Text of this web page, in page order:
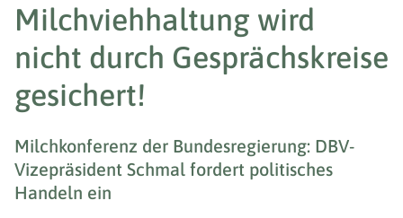
Milchviehhaltung wird
nicht durch Gesprächskreise
gesichert!
Milchkonferenz der Bundesregierung: DBV-
Vizepräsident Schmal fordert politisches
Handeln ein